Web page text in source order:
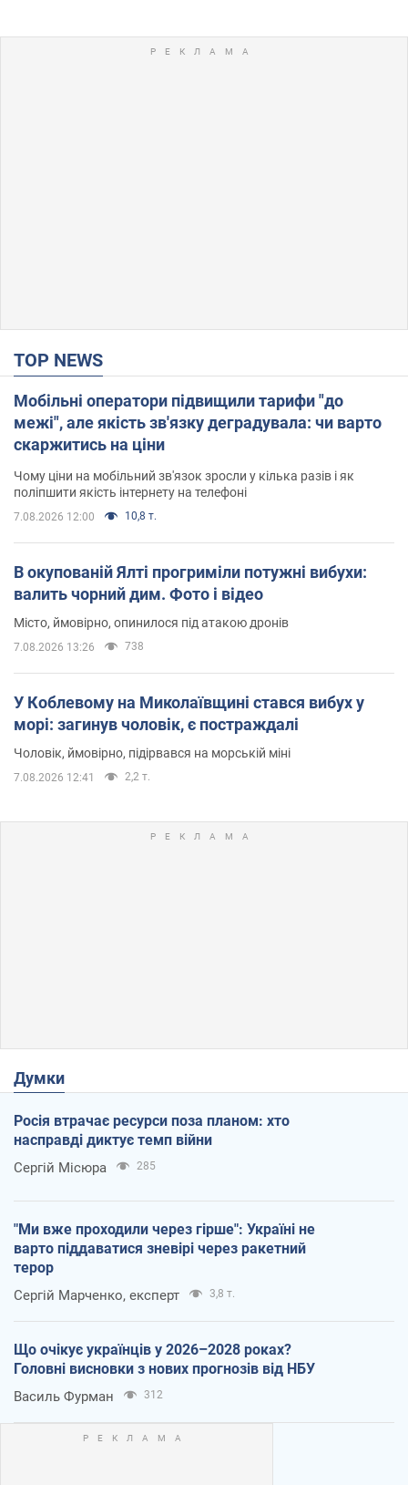
TOP NEWS
Мобільні оператори підвищили тарифи "до
межі", але якість зв'язку деградувала: чи варто
скаржитись на ціни
Чому ціни на мобільний зв'язок зросли у кілька разів і як
поліпшити якість інтернету на телефоні
7.08.2026 12:00 10,8 т.
В окупованій Ялті прогриміли потужні вибухи:
валить чорний дим. Фото і відео
Місто, ймовірно, опинилося під атакою дронів
7.08.2026 13:26 738
У Коблевому на Миколаївщині стався вибух у
морі: загинув чоловік, є постраждалі
Чоловік, ймовірно, підірвався на морській міні
7.08.2026 12:41 2,2 т.
Думки
Росія втрачає ресурси поза планом: хто
насправді диктує темп війни
Сергій Місюра 285
"Ми вже проходили через гірше": Україні не
варто піддаватися зневірі через ракетний
терор
Сергій Марченко, експерт 3,8 т.
Що очікує українців у 2026–2028 роках?
Головні висновки з нових прогнозів від НБУ
Василь Фурман 312